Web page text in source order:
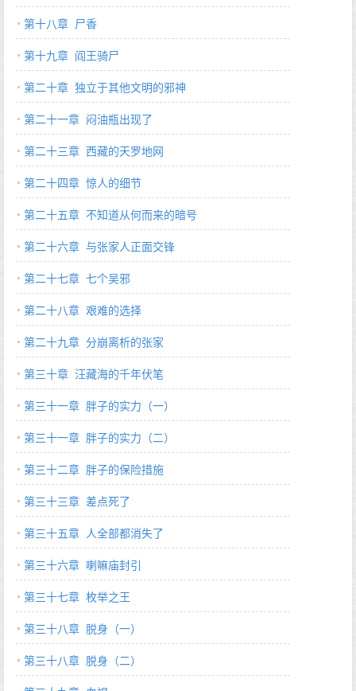
第十八章 尸香
第十九章 阎王骑尸
第二十章 独立于其他文明的邪神
第二十一章 闷油瓶出现了
第二十三章 西藏的天罗地网
第二十四章 惊人的细节
第二十五章 不知道从何而来的暗号
第二十六章 与张家人正面交锋
第二十七章 七个吴邪
第二十八章 艰难的选择
第二十九章 分崩离析的张家
第三十章 汪藏海的千年伏笔
第三十一章 胖子的实力（一）
第三十一章 胖子的实力（二）
第三十二章 胖子的保险措施
第三十三章 差点死了
第三十五章 人全部都消失了
第三十六章 喇嘛庙封引
第三十七章 枚举之王
第三十八章 脱身（一）
第三十八章 脱身（二）